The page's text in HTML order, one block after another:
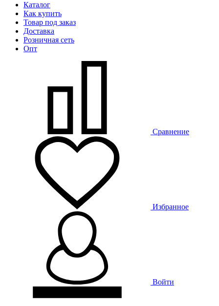
Каталог
Как купить
Товар под заказ
Доставка
Розничная сеть
Опт
Сравнение
Избранное
Войти